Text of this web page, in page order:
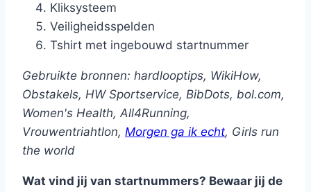
Kliksysteem
Veiligheidsspelden
Tshirt met ingebouwd startnummer
Gebruikte bronnen: hardlooptips, WikiHow,
Obstakels, HW Sportservice, BibDots, bol.com,
Women's Health, All4Running,
Vrouwentriahtlon, Morgen ga ik echt, Girls run
the world
Wat vind jij van startnummers? Bewaar jij de